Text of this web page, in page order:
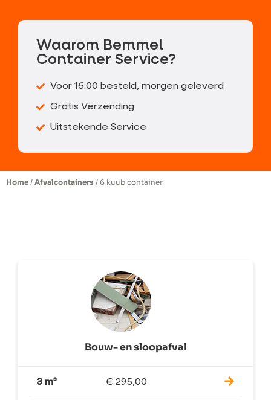
Waarom Bemmel
Container Service?
Voor 16:00 besteld, morgen geleverd
Gratis Verzending
Uitstekende Service
Home / Afvalcontainers / 6 kuub container
Bouw- en sloopafval
3 m³ € 295,00